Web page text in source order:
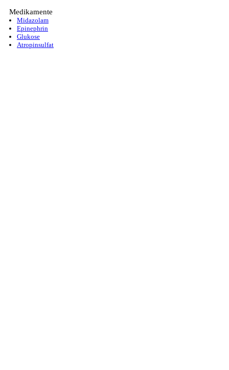
Medikamente
Midazolam
Epinephrin
Glukose
Atropinsulfat